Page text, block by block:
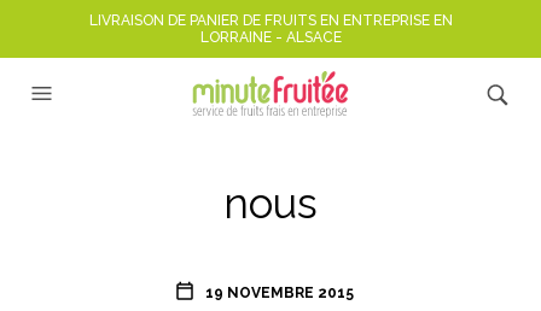
LIVRAISON DE PANIER DE FRUITS EN ENTREPRISE EN
LORRAINE - ALSACE
nous
19 NOVEMBRE 2015